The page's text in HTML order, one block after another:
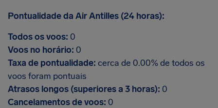
Pontualidade da Air Antilles (24 horas):
Todos os voos: 0
Voos no horário: 0
Taxa de pontualidade: cerca de 0.00% de todos os
voos foram pontuais
Atrasos longos (superiores a 3 horas): 0
Cancelamentos de voos: 0